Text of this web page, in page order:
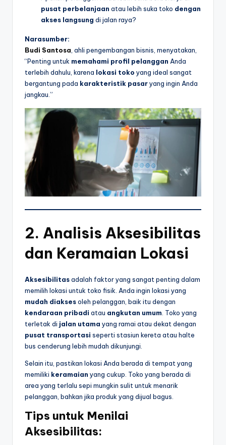
pusat perbelanjaan atau lebih suka toko dengan
akses langsung di jalan raya?
Narasumber:
Budi Santosa , ahli pengembangan bisnis, menyatakan,
“Penting untuk memahami profil pelanggan Anda
terlebih dahulu, karena lokasi toko yang ideal sangat
bergantung pada karakteristik pasaryang ingin Anda
jangkau.”
2. Analisis Aksesibilitas
dan Keramaian Lokasi
Aksesibilitasadalah faktor yang sangat penting dalam
memilih lokasi untuk toko fisik. Anda ingin lokasi yang
mudah diaksesoleh pelanggan, baik itu dengan
kendaraan pribadi atau angkutan umum . Toko yang
terletak di jalan utama yang ramai atau dekat dengan
pusat transportasi seperti stasiun kereta atau halte
bus cenderung lebih mudah dikunjungi.
Selain itu, pastikan lokasi Anda berada di tempat yang
memiliki keramaian yang cukup. Toko yang berada di
area yang terlalu sepi mungkin sulit untuk menarik
pelanggan, bahkan jika produk yang dijual bagus.
Tips untuk Menilai
Aksesibilitas: